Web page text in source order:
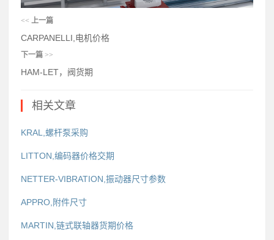
<< 上一篇
CARPANELLI,电机价格
下一篇 >>
HAM-LET，阀货期
相关文章
KRAL,螺杆泵采购
LITTON,编码器价格交期
NETTER-VIBRATION,振动器尺寸参数
APPRO,附件尺寸
MARTIN,链式联轴器货期价格